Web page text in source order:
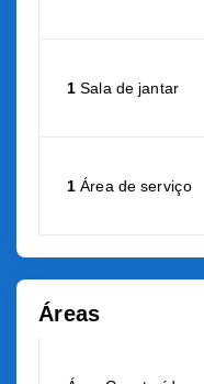
1 Sala de jantar
1 Área de serviço
Áreas